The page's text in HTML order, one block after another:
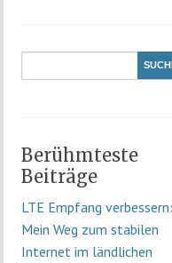
Berühmteste
Beiträge
LTE Empfang verbessern:
Mein Weg zum stabilen
Internet im ländlichen